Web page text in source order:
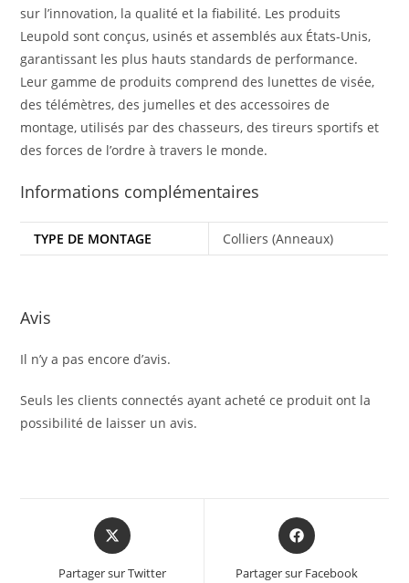
sur l’innovation, la qualité et la fiabilité. Les produits
Leupold sont conçus, usinés et assemblés aux États-Unis,
garantissant les plus hauts standards de performance.
Leur gamme de produits comprend des lunettes de visée,
des télémètres, des jumelles et des accessoires de
montage, utilisés par des chasseurs, des tireurs sportifs et
des forces de l’ordre à travers le monde.
Informations complémentaires
TYPE DE MONTAGE Colliers (Anneaux)
Avis
Il n’y a pas encore d’avis.
Seuls les clients connectés ayant acheté ce produit ont la
possibilité de laisser un avis.
Partager sur Twitter Partager sur Facebook